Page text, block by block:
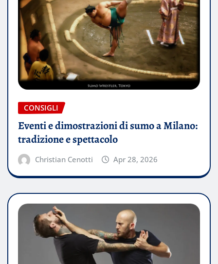
CONSIGLI
Eventi e dimostrazioni di sumo a Milano:
tradizione e spettacolo
Christian Cenotti Apr 28, 2026